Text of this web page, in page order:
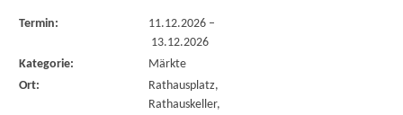
Termin: 11.12.2026–
13.12.2026
Kategorie:
Märkte
Ort:
Rathausplatz,
Rathauskeller,